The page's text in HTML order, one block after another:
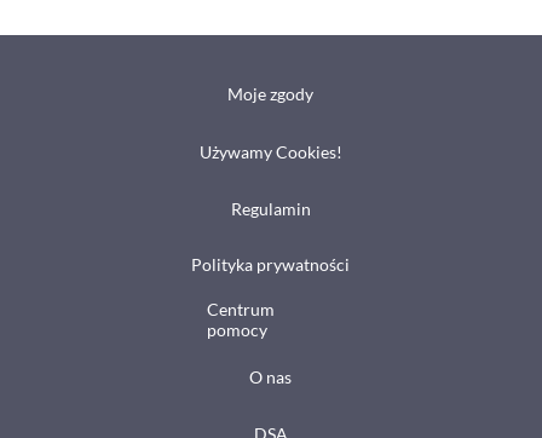
Moje zgody
Używamy Cookies!
Regulamin
Polityka prywatności
Centrum
pomocy
O nas
DSA